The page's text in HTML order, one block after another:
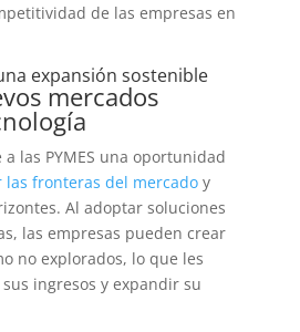
de las empresas en
expansión sostenible
mercados
las PYMES una oportunidad
las fronteras del mercadoy
Al adoptar soluciones
las empresas pueden crear
no explorados, lo que les
ingresos y expandir su